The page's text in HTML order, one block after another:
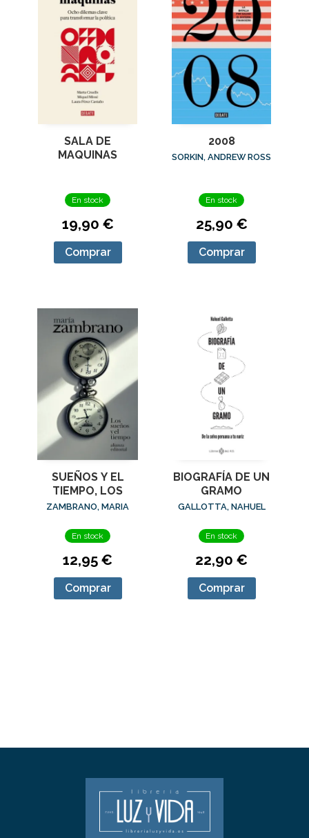
SALA DE
MAQUINAS
En stock
19,90 €
Comprar
2008
SORKIN, ANDREW ROSS
En stock
25,90 €
Comprar
SUEÑOS Y EL
TIEMPO, LOS
ZAMBRANO, MARIA
En stock
12,95 €
Comprar
BIOGRAFÍA DE UN
GRAMO
GALLOTTA, NAHUEL
En stock
22,90 €
Comprar